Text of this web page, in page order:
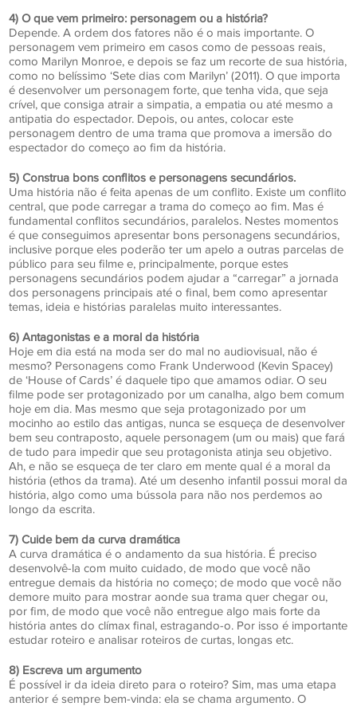
4) O que vem primeiro: personagem ou a história?
Depende. A ordem dos fatores não é o mais importante. O
personagem vem primeiro em casos como de pessoas reais,
como Marilyn Monroe, e depois se faz um recorte de sua história,
como no belíssimo ‘Sete dias com Marilyn’ (2011). O que importa
é desenvolver um personagem forte, que tenha vida, que seja
crível, que consiga atrair a simpatia, a empatia ou até mesmo a
antipatia do espectador. Depois, ou antes, colocar este
personagem dentro de uma trama que promova a imersão do
espectador do começo ao fim da história.
5) Construa bons conflitos e personagens secundários.
Uma história não é feita apenas de um conflito. Existe um conflito
central, que pode carregar a trama do começo ao fim. Mas é
fundamental conflitos secundários, paralelos. Nestes momentos
é que conseguimos apresentar bons personagens secundários,
inclusive porque eles poderão ter um apelo a outras parcelas de
público para seu filme e, principalmente, porque estes
personagens secundários podem ajudar a “carregar” a jornada
dos personagens principais até o final, bem como apresentar
temas, ideia e histórias paralelas muito interessantes.
6) Antagonistas e a moral da história
Hoje em dia está na moda ser do mal no audiovisual, não é
mesmo? Personagens como Frank Underwood (Kevin Spacey)
de ‘House of Cards’ é daquele tipo que amamos odiar. O seu
filme pode ser protagonizado por um canalha, algo bem comum
hoje em dia. Mas mesmo que seja protagonizado por um
mocinho ao estilo das antigas, nunca se esqueça de desenvolver
bem seu contraposto, aquele personagem (um ou mais) que fará
de tudo para impedir que seu protagonista atinja seu objetivo.
Ah, e não se esqueça de ter claro em mente qual é a moral da
história (ethos da trama). Até um desenho infantil possui moral da
história, algo como uma bússola para não nos perdemos ao
longo da escrita.
7) Cuide bem da curva dramática
A curva dramática é o andamento da sua história. É preciso
desenvolvê-la com muito cuidado, de modo que você não
entregue demais da história no começo; de modo que você não
demore muito para mostrar aonde sua trama quer chegar ou,
por fim, de modo que você não entregue algo mais forte da
história antes do clímax final, estragando-o. Por isso é importante
estudar roteiro e analisar roteiros de curtas, longas etc.
8) Escreva um argumento
É possível ir da ideia direto para o roteiro? Sim, mas uma etapa
anterior é sempre bem-vinda: ela se chama argumento. O